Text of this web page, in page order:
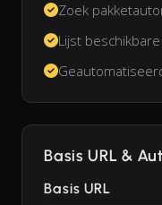
Zoek
Lijst
Basis URL &
Basis URL